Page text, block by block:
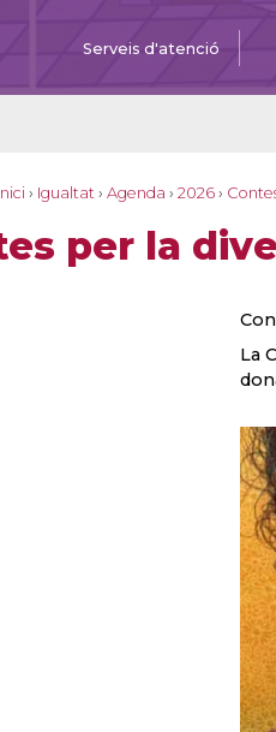
Serveis d'atenció
› Igualtat › Agenda › 2026 ›
per la
La